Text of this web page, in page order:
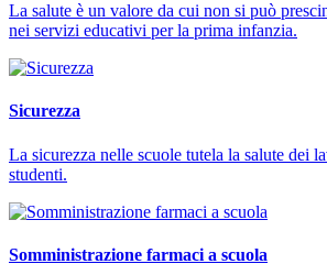
La salute è un valore da cui non si può
nei servizi educativi per la prima infanzia.
Sicurezza
La sicurezza nelle scuole tutela la salute dei
studenti.
Somministrazione farmaci a scuola